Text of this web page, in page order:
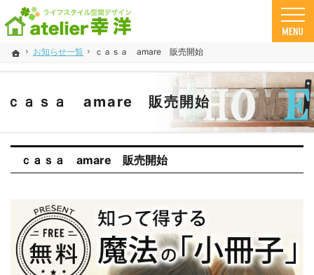
ホーム
お知らせ一覧 ｃａｓａ amare 販売開始
ｃａｓａ amare 販売開始
鹿児島 県の工務店、注文住宅なら幸洋。自然素材とデザインで「さわや家」な家づくりが
工務店・注文住宅 幸洋の自然素材住宅
ｃａｓａ amare 販売開始